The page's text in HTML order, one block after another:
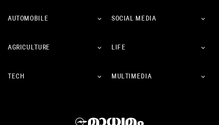
AUTOMOBILE SOCIAL MEDIA
AGRICULTURE LIFE
TECH MULTIMEDIA